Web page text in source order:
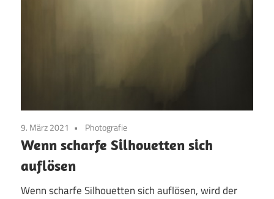
9. März 2021 Photografie
Wenn scharfe Silhouetten sich
auflösen
Wenn scharfe Silhouetten sich auflösen, wird der